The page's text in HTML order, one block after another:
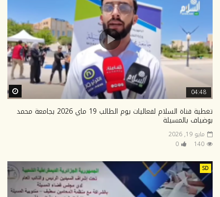
04:48
تغطية قناة السلام لفعاليات يوم الطالب 19 ماي 2026 بجامعة محمد
بوضياف بالمسيلة
مايو 19, 2026
140
0
SD